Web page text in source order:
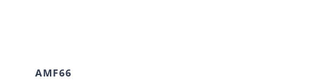
AMF66